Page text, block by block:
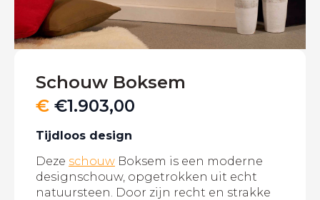
Schouw Boksem
€ €1.903,00
Tijdloos design
Deze schouw Boksem is een moderne
designschouw, opgetrokken uit echt
natuursteen. Door zijn recht en strakke